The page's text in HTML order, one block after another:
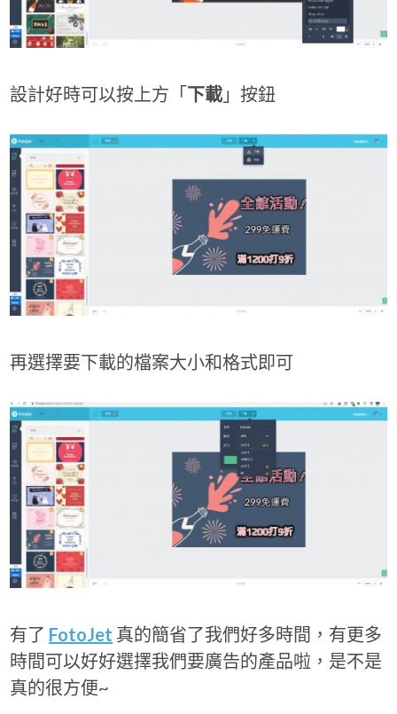
設計好時可以按上方「下載 」按鈕
再選擇要下載的檔案大小和格式即可
有了 FotoJet 真的簡省了我們好多時間，有更多
時間可以好好選擇我們要廣告的產品啦，是不是
真的很方便~